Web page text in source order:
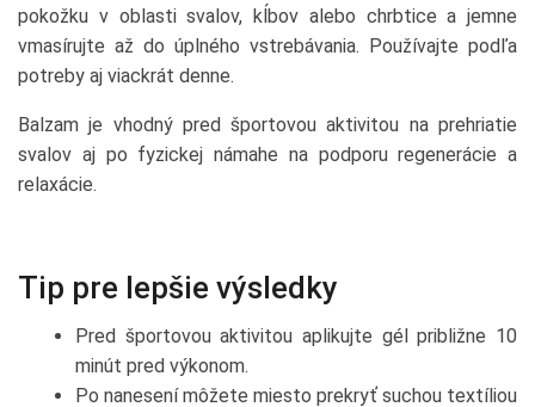
pokožku v oblasti svalov, kĺbov alebo chrbtice a jemne
vmasírujte až do úplného vstrebávania. Používajte podľa
potreby aj viackrát denne.
Balzam je vhodný pred športovou aktivitou na prehriatie
svalov aj po fyzickej námahe na podporu regenerácie a
relaxácie.
Tip pre lepšie výsledky
Pred športovou aktivitou aplikujte gél približne 10
minút pred výkonom.
Po nanesení môžete miesto prekryť suchou textíliou